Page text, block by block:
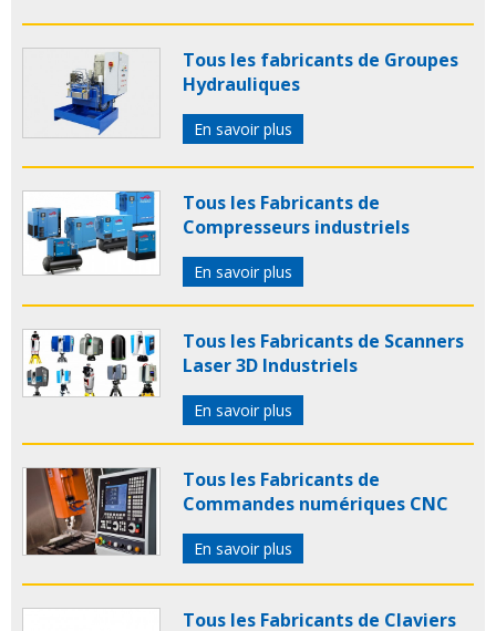
Tous les fabricants de Groupes
Hydrauliques
En savoir plus
Tous les Fabricants de
Compresseurs industriels
En savoir plus
Tous les Fabricants de Scanners
Laser 3D Industriels
En savoir plus
Tous les Fabricants de
Commandes numériques CNC
En savoir plus
Tous les Fabricants de Claviers